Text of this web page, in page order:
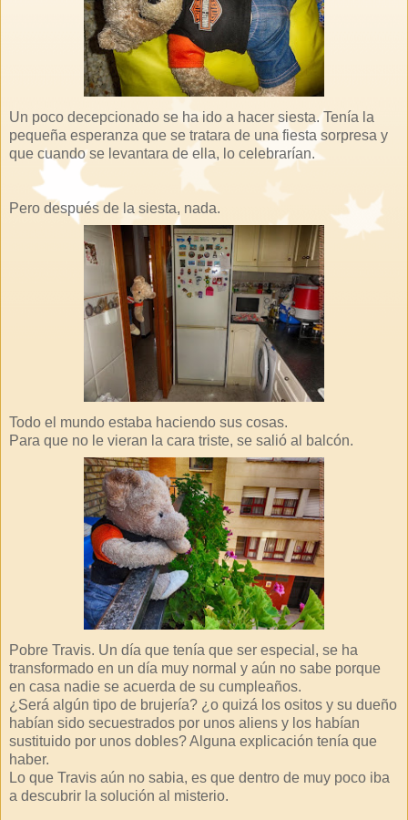
Un poco decepcionado se ha ido a hacer siesta. Tenía la
pequeña esperanza que se tratara de una fiesta sorpresa y
que cuando se levantara de ella, lo celebrarían.
Pero después de la siesta, nada.
Todo el mundo estaba haciendo sus cosas.
Para que no le vieran la cara triste, se salió al balcón.
Pobre Travis. Un día que tenía que ser especial, se ha
transformado en un día muy normal y aún no sabe porque
en casa nadie se acuerda de su cumpleaños.
¿Será algún tipo de brujería? ¿o quizá los ositos y su dueño
habían sido secuestrados por unos aliens y los habían
sustituido por unos dobles? Alguna explicación tenía que
haber.
Lo que Travis aún no sabia, es que dentro de muy poco iba
a descubrir la solución al misterio.